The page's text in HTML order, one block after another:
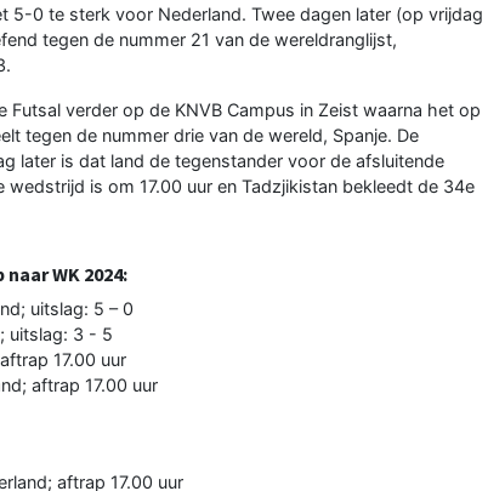
5-0 te sterk voor Nederland. Twee dagen later (op vrijdag
tegen de nummer 21 van de wereldranglijst,
verder op de KNVB Campus in Zeist waarna het op
tegen de nummer drie van de wereld, Spanje. De
later is dat land de tegenstander voor de afsluitende
is om 17.00 uur en Tadzjikistan bekleedt de 34e
WK 2024:
uitslag: 5 – 0
uitslag: 3 - 5
17.00 uur
aftrap 17.00 uur
aftrap 17.00 uur